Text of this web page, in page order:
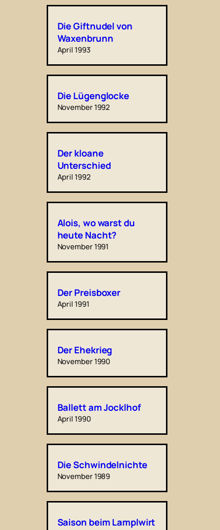
Die Giftnudel von
Waxenbrunn
April 1993
Die Lügenglocke
November 1992
Der kloane
Unterschied
April 1992
Alois, wo warst du
heute Nacht?
November 1991
Der Preisboxer
April 1991
Der Ehekrieg
November 1990
Ballett am Jocklhof
April 1990
Die Schwindelnichte
November 1989
Saison beim Lamplwirt